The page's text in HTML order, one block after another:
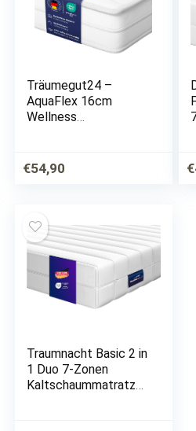
Träumegut24 –
AquaFlex 16cm
Wellness
– Härtegrad H2 & H3
– ÖkoTex
€54,90 €
Traumnacht Basic 2 in
1 Duo 7-Zonen
Kaltschaummatratze,